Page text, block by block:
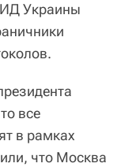
Украины
все
в рамках
что Москва